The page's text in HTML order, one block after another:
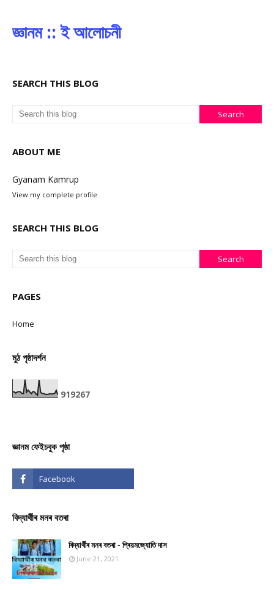
জ্ঞানম :: ই আলোচনী
SEARCH THIS BLOG
ABOUT ME
Gyanam Kamrup
View my complete profile
SEARCH THIS BLOG
PAGES
Home
মুঠ পৃষ্ঠাদৰ্শন
919267
জ্ঞানম ফেইচবুক পৃষ্ঠা
বিদ্যাৰ্থীৰ মনৰ বতৰা
বিদ্যাৰ্থীৰ মনৰ বতৰা - প্ৰিয়মজ্যোতি দাস
June 21, 2021